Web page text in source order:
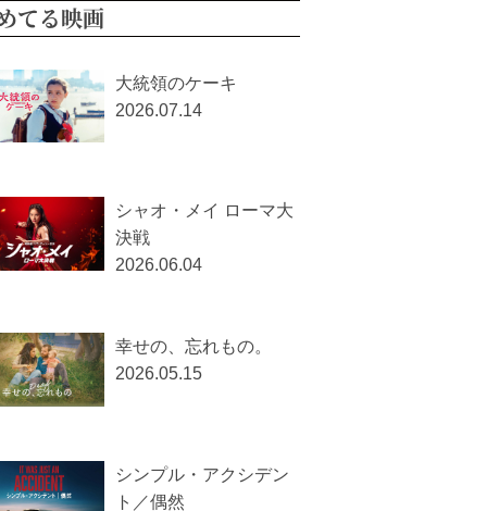
てる映画
大統領のケーキ
2026.07.14
シャオ・メイ ローマ大
決戦
2026.06.04
幸せの、忘れもの。
2026.05.15
シンプル・アクシデン
ト／偶然